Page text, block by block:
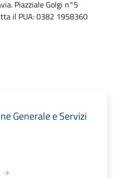
Piazziale Golgi n°5
il PUA: 0382 1958360
Generale e Servizi